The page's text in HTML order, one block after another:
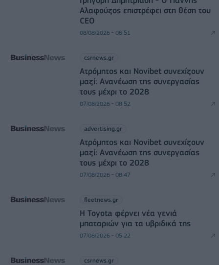
Αλαφούζος επιστρέφει στη θέση του
CEO
08/08/2026 - 06:51
csrnews.gr
Ατρόμητος και Novibet συνεχίζουν
μαζί: Ανανέωση της συνεργασίας
τους μέχρι το 2028
07/08/2026 - 08:52
advertising.gr
Ατρόμητος και Novibet συνεχίζουν
μαζί: Ανανέωση της συνεργασίας
τους μέχρι το 2028
07/08/2026 - 08:47
fleetnews.gr
Η Toyota φέρνει νέα γενιά
μπαταριών για τα υβριδικά της
07/08/2026 - 05:22
csrnews.gr